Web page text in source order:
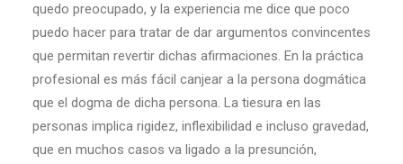
quedo preocupado, y la experiencia me dice que poco
puedo hacer para tratar de dar argumentos convincentes
que permitan revertir dichas afirmaciones. En la práctica
profesional es más fácil canjear a la persona dogmática
que el dogma de dicha persona. La tiesura en las
personas implica rigidez, inflexibilidad e incluso gravedad,
que en muchos casos va ligado a la presunción,